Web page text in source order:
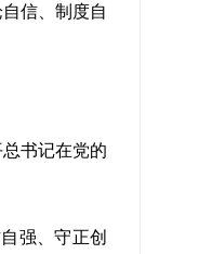
信、制度自
书记在党的
强、守正创